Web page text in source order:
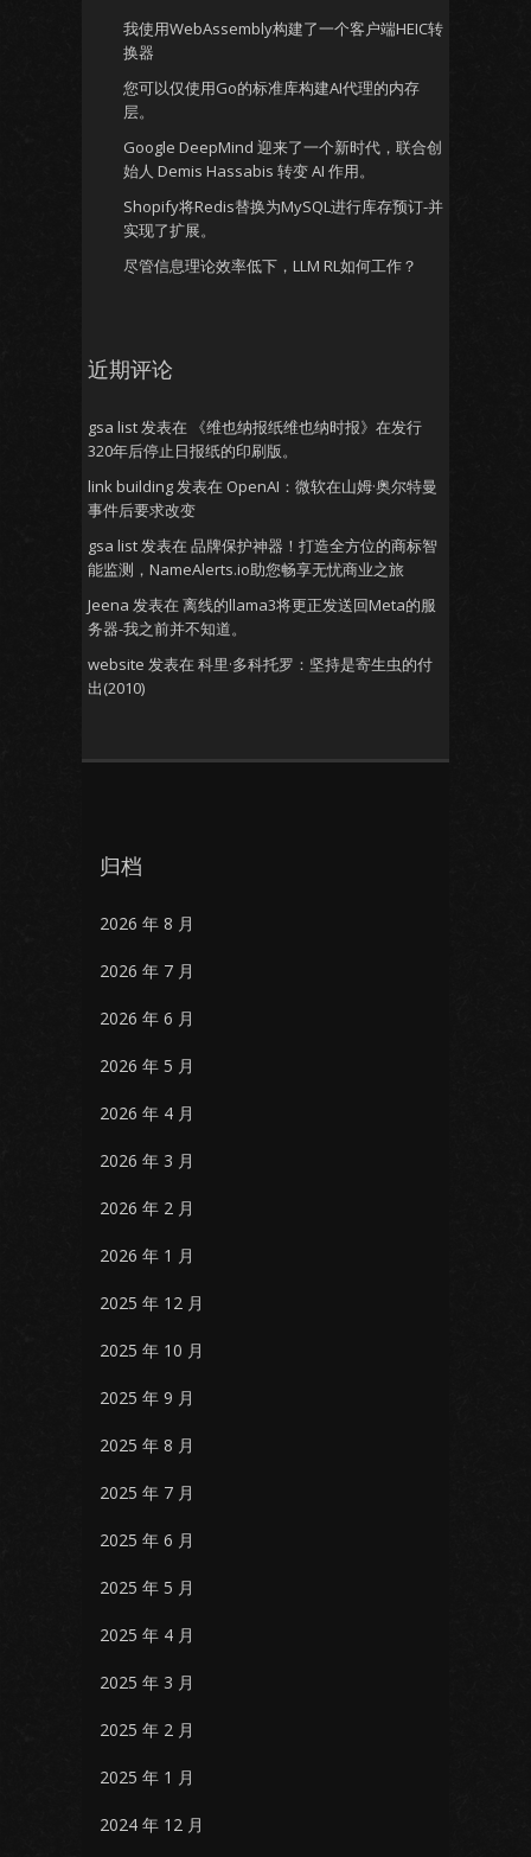
我使用WebAssembly构建了一个客户端HEIC转
换器
您可以仅使用Go的标准库构建AI代理的内存
层。
Google DeepMind 迎来了一个新时代，联合创
始人 Demis Hassabis 转变 AI 作用。
Shopify将Redis替换为MySQL进行库存预订-并
实现了扩展。
尽管信息理论效率低下，LLM RL如何工作？
近期评论
gsa list发表在
《维也纳报纸维也纳时报》在发行
320年后停止日报纸的印刷版。
link building发表在 OpenAI：微软在山姆·奥尔特曼
事件后要求改变
gsa list发表在 品牌保护神器！打造全方位的商标智
能监测，NameAlerts.io助您畅享无忧商业之旅
Jeena 发表在 离线的llama3将更正发送回Meta的服
务器-我之前并不知道。
website 发表在 科里·多科托罗：坚持是寄生虫的付
出(2010)
归档
2026 年 8 月
2026 年 7 月
2026 年 6 月
2026 年 5 月
2026 年 4 月
2026 年 3 月
2026 年 2 月
2026 年 1 月
2025 年 12 月
2025 年 10 月
2025 年 9 月
2025 年 8 月
2025 年 7 月
2025 年 6 月
2025 年 5 月
2025 年 4 月
2025 年 3 月
2025 年 2 月
2025 年 1 月
2024 年 12 月